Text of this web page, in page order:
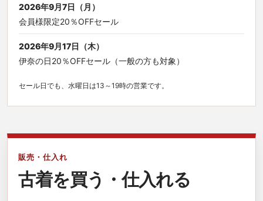
2026年9月7日（月）
会員様限定20％OFFセール
2026年9月17日（木）
伊奈の日20％OFFセール（一般の方も対象）
セール日でも、水曜日は13～19時の営業です。
販売・仕入れ
古着を買う・仕入れる